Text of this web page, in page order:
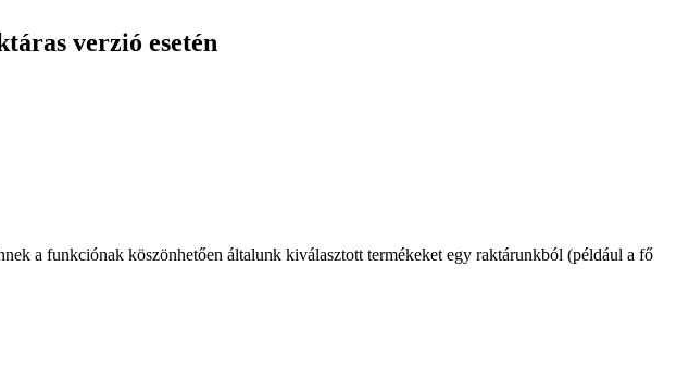
verzió esetén
a funkciónak köszönhetően általunk kiválasztott termékeket egy raktárunkból (például a fő